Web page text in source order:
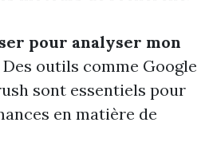
pour analyser mon
Des outils comme Google
sont essentiels pour
en matière de